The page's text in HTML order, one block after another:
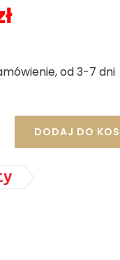
Aktualna
wynosi:
869,00 zł.
od 3-7 dni
DODAJ DO